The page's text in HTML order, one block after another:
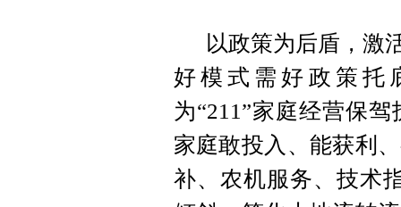
以政策为后盾，激
好模式需好政策托
为“211”家庭经营保
家庭敢投入、能获利
补、农机服务、技术